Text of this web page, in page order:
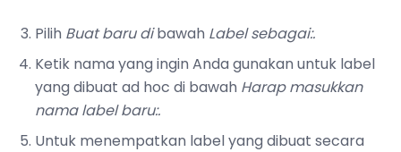
Pilih Buat baru dibawah Label sebagai:.
Ketik nama yang ingin Anda gunakan untuk label
yang dibuat ad hoc di bawah Harap masukkan
nama label baru:.
Untuk menempatkan label yang dibuat secara